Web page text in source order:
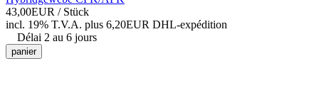
43,00EUR / Stück
incl. 19% T.V.A. plus 6,20EUR DHL-expédition
Délai 2 au 6 jours
panier